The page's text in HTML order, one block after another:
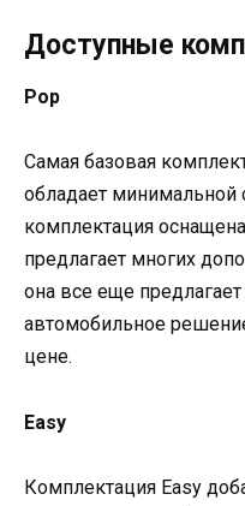
Доступные
Pop
Самая базовая
обладает минимальной
комплектация
предлагает многих
она все еще
автомобильное
цене.
Easy
Комплектация Easy